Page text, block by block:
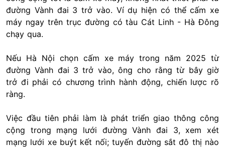
đường Vành đai 3 trở vào. Ví dụ hiện có thể cấm xe
máy ngay trên trục đường có tàu Cát Linh - Hà Đông
chạy qua.
Nếu Hà Nội chọn cấm xe máy trong năm 2025 từ
đường Vành đai 3 trở vào, ông cho rằng từ bây giờ
trở đi phải có chương trình hành động, chiến lược rõ
ràng.
Việc đầu tiên phải làm là phát triển giao thông công
cộng trong mạng lưới đường Vành đai 3, xem xét
mạng lưới xe buýt kết nối; tuyến đường sắt đô thị nào